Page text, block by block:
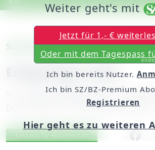
Schönaich: Espressoladen
Endgültiges Ende
unserer Mitarbeiterin Cornelia
Donnerstag, 15. Mai 2008, 00:00 Uhr
Artikel vorlesen
Exklusiv für Abonnenten
Weiter geht's mit
Jetzt für 1,- €
Oder mit dem Tagespass
Ich bin bereits Nutzer.
Ich bin SZ/BZ-Premium
Registrieren
Hier geht es zu weiteren